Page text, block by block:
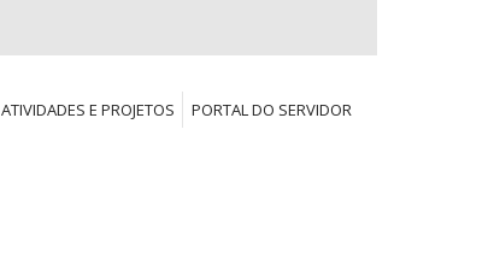
ATIVIDADES E PROJETOS PORTAL DO SERVIDOR